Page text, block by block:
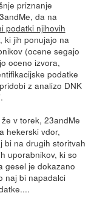
priznanje
da na
podatki njihovih
ki jih ponujajo na
(ocene segajo
oceno izvora,
podatke
z analizo DNK
v torek, 23andMe
hekerski vdor,
bi na drugih storitvah
uporabnikov, ki so
gesel je dokazano
naj bi napadalci